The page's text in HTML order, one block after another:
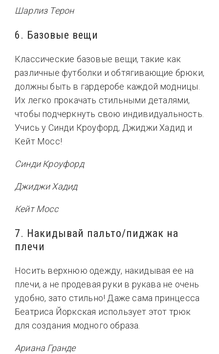
Шарлиз Терон
6. Базовые вещи
Классические базовые вещи, такие как
различные футболки и обтягивающие брюки,
должны быть в гардеробе каждой модницы.
Их легко прокачать стильными деталями,
чтобы подчеркнуть свою индивидуальность.
Учись у Синди Кроуфорд, Джиджи Хадид и
Кейт Мосс!
Синди Кроуфорд
Джиджи Хадид
Кейт Мосс
7. Накидывай пальто/пиджак на
плечи
Носить верхнюю одежду, накидывая ее на
плечи, а не продевая руки в рукава не очень
удобно, зато стильно! Даже сама принцесса
Беатриса Йоркская использует этот трюк
для создания модного образа.
Ариана Гранде